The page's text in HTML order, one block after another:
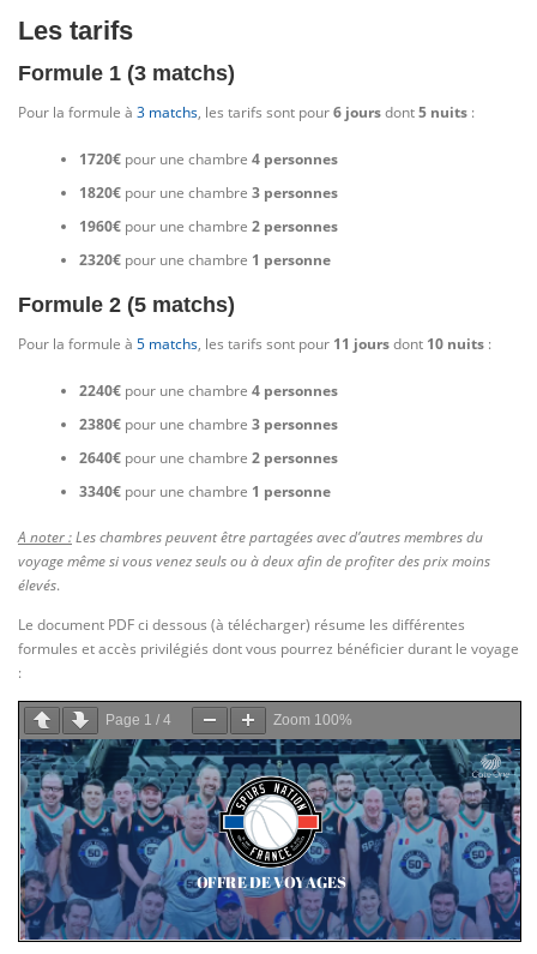
Les tarifs
Formule 1 (3 matchs)
Pour la formule à 3 matchs, les tarifs sont pour6 joursdont5 nuits :
1720€ pour une chambre 4 personnes
1820€pour une chambre 3 personnes
1960€pour une chambre 2 personnes
2320€pour une chambre 1 personne
Formule 2 (5 matchs)
Pour la formule à 5 matchs, les tarifs sont pour 11 joursdont 10 nuits :
2240€ pour une chambre 4 personnes
2380€pour une chambre 3 personnes
2640€pour une chambre 2 personnes
3340€pour une chambre 1 personne
A noter :Les chambres peuvent être partagées avec d’autres membres du
voyage même si vous venez seuls ou à deux afin de profiter des prix moins
élevés.
Le document PDF ci dessous (à télécharger) résume les différentes
formules et accès privilégiés dont vous pourrez bénéficier durant le voyage
:
Page 1 / 4 Zoom 100%